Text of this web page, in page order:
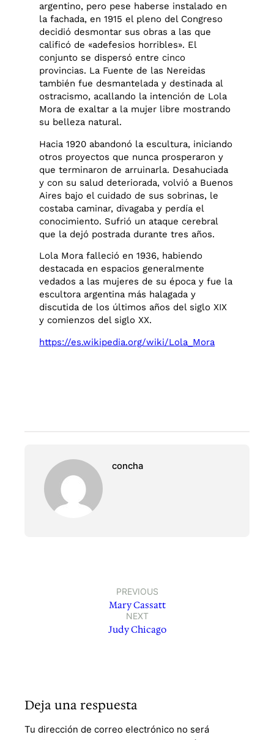
argentino, pero pese haberse instalado en
la fachada, en 1915 el pleno del Congreso
decidió desmontar sus obras a las que
calificó de «adefesios horribles». El
conjunto se dispersó entre cinco
provincias. La Fuente de las Nereidas
también fue desmantelada y destinada al
ostracismo, acallando la intención de Lola
Mora de exaltar a la mujer libre mostrando
su belleza natural.
Hacia 1920 abandonó la escultura, iniciando
otros proyectos que nunca prosperaron y
que terminaron de arruinarla. Desahuciada
y con su salud deteriorada, volvió a Buenos
Aires bajo el cuidado de sus sobrinas, le
costaba caminar, divagaba y perdía el
conocimiento. Sufrió un ataque cerebral
que la dejó postrada durante tres años.
Lola Mora falleció en 1936, habiendo
destacada en espacios generalmente
vedados a las mujeres de su época y fue la
escultora argentina más halagada y
discutida de los últimos años del siglo XIX
y comienzos del siglo XX.
https://es.wikipedia.org/wiki/Lola_Mora
concha
PREVIOUS
Mary Cassatt
NEXT
Judy Chicago
Deja una respuesta
Tu dirección de correo electrónico no será